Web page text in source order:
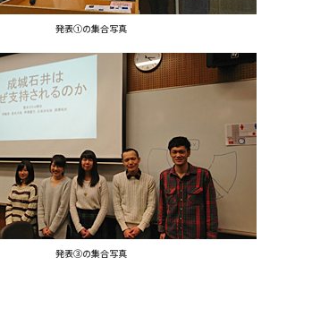
発表①の集合写真
発表③の集合写真